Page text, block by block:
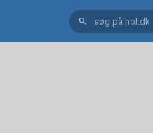
search